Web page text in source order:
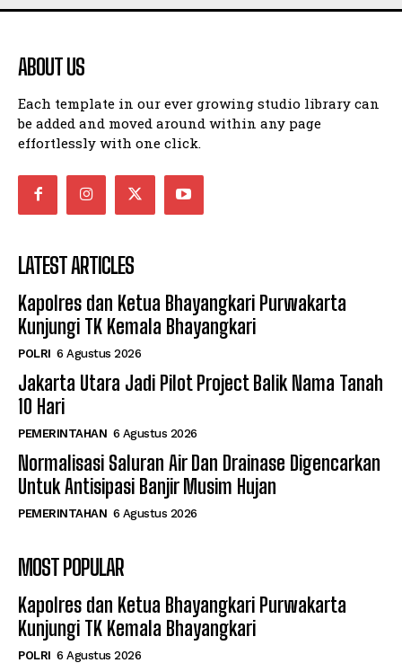
ABOUT US
Each template in our ever growing studio library can
be added and moved around within any page
effortlessly with one click.
LATEST ARTICLES
Kapolres dan Ketua Bhayangkari Purwakarta
Kunjungi TK Kemala Bhayangkari
POLRI 6 Agustus 2026
Jakarta Utara Jadi Pilot Project Balik Nama Tanah
10 Hari
PEMERINTAHAN 6 Agustus 2026
Normalisasi Saluran Air Dan Drainase Digencarkan
Untuk Antisipasi Banjir Musim Hujan
PEMERINTAHAN 6 Agustus 2026
MOST POPULAR
Kapolres dan Ketua Bhayangkari Purwakarta
Kunjungi TK Kemala Bhayangkari
POLRI 6 Agustus 2026